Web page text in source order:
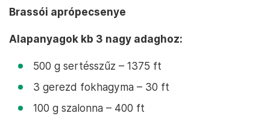
Brassói aprópecsenye
Alapanyagok kb 3 nagy adaghoz:
500 g sertésszűz – 1375 ft
3 gerezd fokhagyma – 30 ft
100 g szalonna – 400 ft